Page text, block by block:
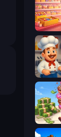
Candy
Idle
Donut